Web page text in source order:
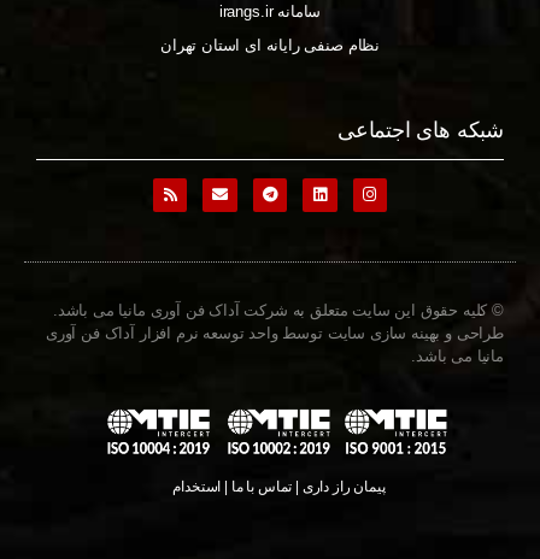
سامانه irangs.ir
نظام صنفی رایانه ای استان تهران
شبکه های اجتماعی
© کلیه حقوق این سایت متعلق به شرکت آداک فن آوری مانیا می باشد.
طراحی و بهینه سازی سایت توسط واحد توسعه نرم افزار آداک فن آوری
مانیا می باشد.
پیمان راز داری | تماس با ما | استخدام